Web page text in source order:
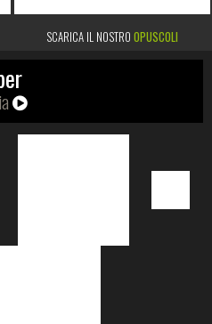
SCARICA IL NOSTRO OPUSCOLI